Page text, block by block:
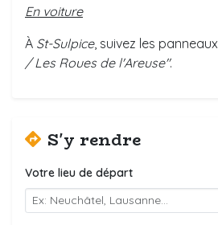
En voiture
À St-Sulpice, suivez les panneaux
/ Les Roues de l'Areuse".
S'y rendre
Votre lieu de départ